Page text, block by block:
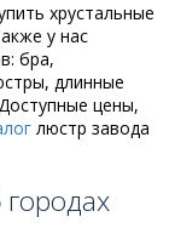
хрустальные
у нас
бра,
длинные
цены,
люстр завода
городах